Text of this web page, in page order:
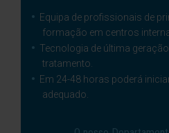
Equipa de profissionais de
formação em centros
Tecnologia de última
tratamento.
Em 24-48 horas poderá
adequado.